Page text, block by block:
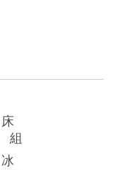
床
組
冰